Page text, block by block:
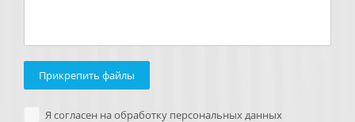
Прикрепить файлы
Я согласен на обработку персональных данных